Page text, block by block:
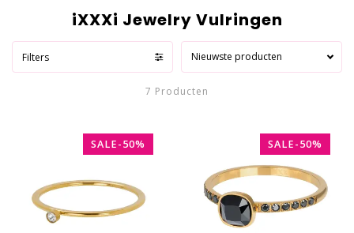
iXXXi Jewelry Vulringen
Filters Nieuwste producten
7 Producten
SALE-50% SALE-50%